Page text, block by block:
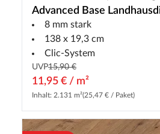
Advanced Base
8 mm stark
138 x 19,3 cm
Clic-System
UVP15,90 €
11,95 € / m²
Inhalt: 2.131 m²(25,47 € / Paket)